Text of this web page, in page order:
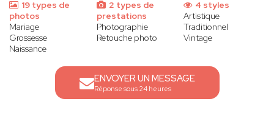
19 types de
photos
Mariage
Grossesse
Naissance
2 types de
prestations
Photographie
Retouche photo
4 styles
Artistique
Traditionnel
Vintage
ENVOYER UN MESSAGE
Réponse sous 24 heures